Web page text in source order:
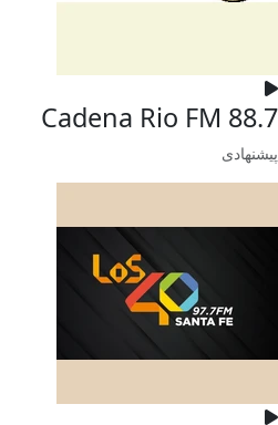
Cadena Rio FM 88.7
پیشنهادی